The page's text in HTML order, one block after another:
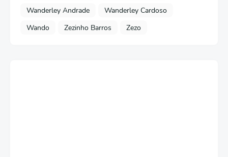
Wanderley Andrade
Wanderley Cardoso
Wando
Zezinho Barros Zezo